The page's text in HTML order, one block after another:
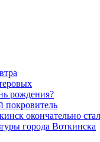
рождения?
покровитель
окончательно
города Воткинска